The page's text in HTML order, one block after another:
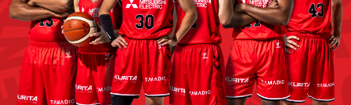
カップホルダー付